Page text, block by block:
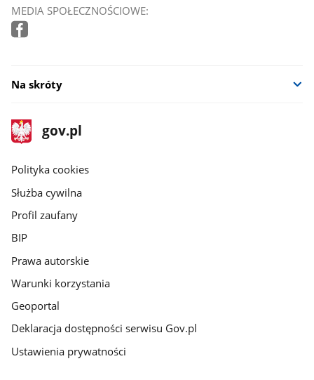
MEDIA SPOŁECZNOŚCIOWE:
Na skróty
stopka
gov.pl
Strona
gov.pl
gov.pl
Polityka cookies
Służba cywilna
Profil zaufany
BIP
Prawa autorskie
Warunki korzystania
Geoportal
Deklaracja dostępności serwisu Gov.pl
Ustawienia prywatności